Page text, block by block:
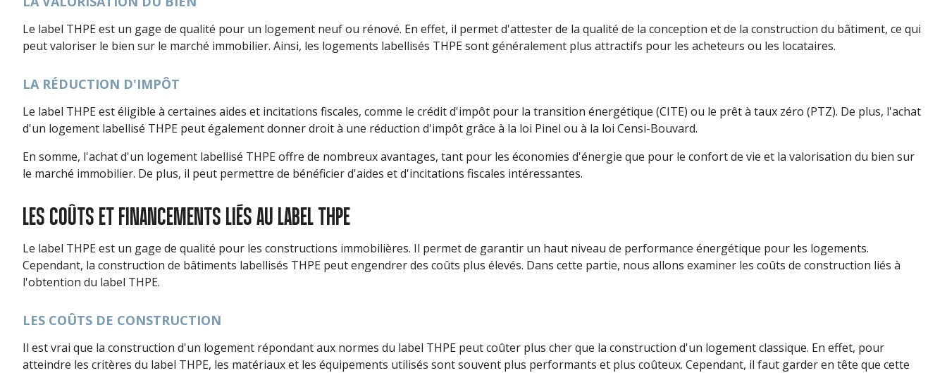
Le label THPE est un gage de qualité pour un logement neuf ou rénové. En effet, il permet d'attester de la qualité de la conception et de la construction du bâtiment, ce qui
peut valoriser le bien sur le marché immobilier. Ainsi, les logements labellisés THPE sont généralement plus attractifs pour les acheteurs ou les locataires.
LA RÉDUCTION D'IMPÔT
Le label THPE est éligible à certaines aides et incitations fiscales, comme le crédit d'impôt pour la transition énergétique (CITE) ou le prêt à taux zéro (PTZ). De plus, l'achat
d'un logement labellisé THPE peut également donner droit à une réduction d'impôt grâce à la loi Pinel ou à la loi Censi-Bouvard.
En somme, l'achat d'un logement labellisé THPE offre de nombreux avantages, tant pour les économies d'énergie que pour le confort de vie et la valorisation du bien sur
le marché immobilier. De plus, il peut permettre de bénéficier d'aides et d'incitations fiscales intéressantes.
LES COÛTS ET FINANCEMENTS LIÉS AU LABEL THPE
Le label THPE est un gage de qualité pour les constructions immobilières. Il permet de garantir un haut niveau de performance énergétique pour les logements.
Cependant, la construction de bâtiments labellisés THPE peut engendrer des coûts plus élevés. Dans cette partie, nous allons examiner les coûts de construction liés à
l'obtention du label THPE.
LES COÛTS DE CONSTRUCTION
Il est vrai que la construction d'un logement répondant aux normes du label THPE peut coûter plus cher que la construction d'un logement classique. En effet, pour
atteindre les critères du label THPE, les matériaux et les équipements utilisés sont souvent plus performants et plus coûteux. Cependant, il faut garder en tête que cette